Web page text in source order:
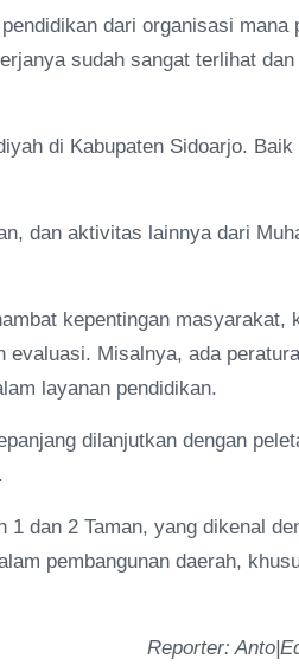
dari organisasi mana
sudah sangat terlihat dan
di Kabupaten Sidoarjo.
dan aktivitas lainnya dari
kepentingan masyarakat,
evaluasi. Misalnya, ada
layanan pendidikan.
dilanjutkan dengan
dan 2 Taman, yang dikenal
pembangunan daerah,
Reporter: